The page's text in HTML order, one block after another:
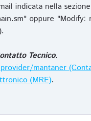
indicata nella sezione
oppure "Modify:
Tecnico.
mantaner
(MRE).